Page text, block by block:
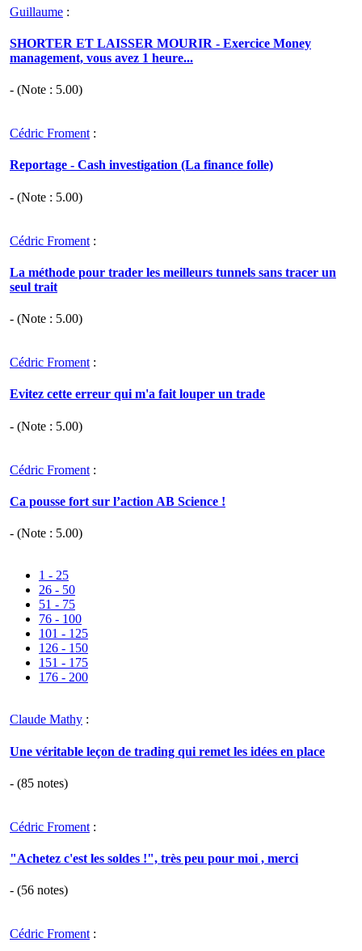
Guillaume :
SHORTER ET LAISSER MOURIR - Exercice Money
management, vous avez 1 heure...
- (Note : 5.00)
Cédric Froment :
Reportage - Cash investigation (La finance folle)
- (Note : 5.00)
Cédric Froment :
La méthode pour trader les meilleurs tunnels sans tracer un
seul trait
- (Note : 5.00)
Cédric Froment :
Evitez cette erreur qui m'a fait louper un trade
- (Note : 5.00)
Cédric Froment :
Ca pousse fort sur l’action AB Science !
- (Note : 5.00)
1 - 25
26 - 50
51 - 75
76 - 100
101 - 125
126 - 150
151 - 175
176 - 200
Claude Mathy :
Une véritable leçon de trading qui remet les idées en place
- (85 notes)
Cédric Froment :
"Achetez c'est les soldes !", très peu pour moi , merci
- (56 notes)
Cédric Froment :